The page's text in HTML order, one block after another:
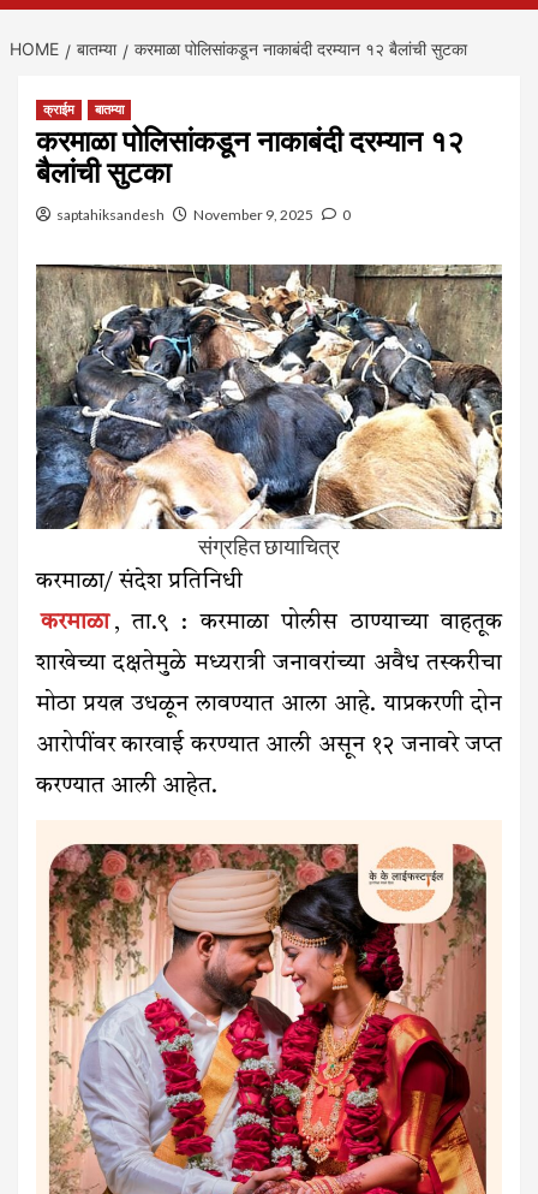
HOME बातम्या करमाळा पोलिसांकडून नाकाबंदी दरम्यान १२ बैलांची सुटका
क्राईम बातम्या
करमाळा पोलिसांकडून नाकाबंदी दरम्यान १२
बैलांची सुटका
saptahiksandesh November 9, 2025 0
संग्रहित छायाचित्र
करमाळा/ संदेश प्रतिनिधी
करमाळा , ता.९ : करमाळा पोलीस ठाण्याच्या वाहतूक
शाखेच्या दक्षतेमुळे मध्यरात्री जनावरांच्या अवैध तस्करीचा
मोठा प्रयत्न उधळून लावण्यात आला आहे. याप्रकरणी दोन
आरोपींवर कारवाई करण्यात आली असून १२ जनावरे जप्त
करण्यात आली आहेत.